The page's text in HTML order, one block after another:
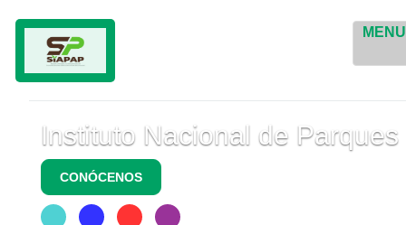
MENU
Instituto Nacional de Parques
CONÓCENOS